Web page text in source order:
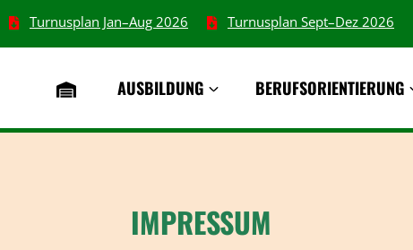
Turnusplan Jan–Aug 2026 Turnusplan Sept–Dez 2026
AUSBILDUNG BERUFSORIENTIERUNG
IMPRESSUM